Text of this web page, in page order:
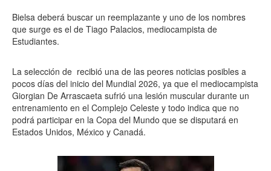
Bielsa deberá buscar un reemplazante y uno de los nombres
que surge es el de Tiago Palacios, mediocampista de
Estudiantes.
La selección de recibió una de las peores noticias posibles a
pocos días del inicio del Mundial 2026, ya que el mediocampista
Giorgian De Arrascaeta sufrió una lesión muscular durante un
entrenamiento en el Complejo Celeste y todo indica que no
podrá participar en la Copa del Mundo que se disputará en
Estados Unidos, México y Canadá.